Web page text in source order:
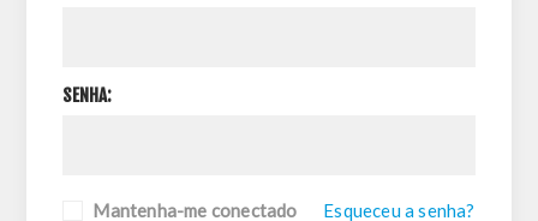
SENHA:
Mantenha-me conectado Esqueceu a senha?